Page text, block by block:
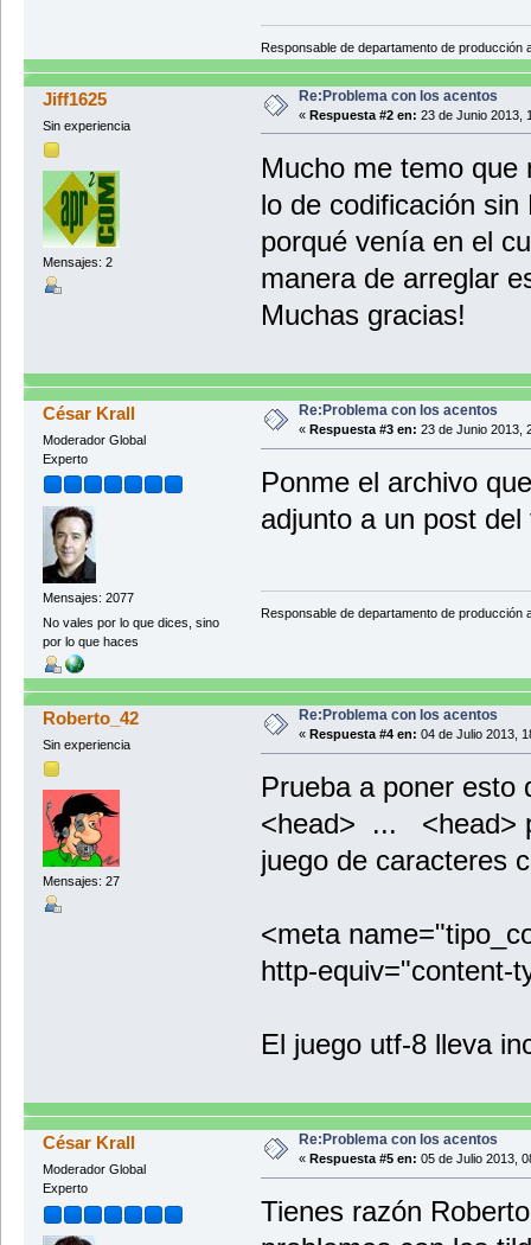
Responsable de departamento de producción
Jiff1625
Sin experiencia
Mensajes: 2
Re:Problema con los acentos
« Respuesta #2 en: 23 de Junio 2013,
Mucho me temo que
lo de codificación
porqué venía en el
manera de arreglar
Muchas gracias!
César Krall
Moderador Global
Experto
Mensajes: 2077
No vales por lo que dices, sino
por lo que haces
Re:Problema con los acentos
« Respuesta #3 en: 23 de Junio 2013,
Ponme el archivo
adjunto a un post
Responsable de departamento de producción
Roberto_42
Sin experiencia
Mensajes: 27
Re:Problema con los acentos
« Respuesta #4 en: 04 de Julio 2013,
Prueba a poner esto
<head> ... <head>
juego de caracteres
<meta
http-equiv="content-
El juego utf-8 lleva
César Krall
Moderador Global
Experto
Re:Problema con los acentos
« Respuesta #5 en: 05 de Julio 2013,
Tienes razón